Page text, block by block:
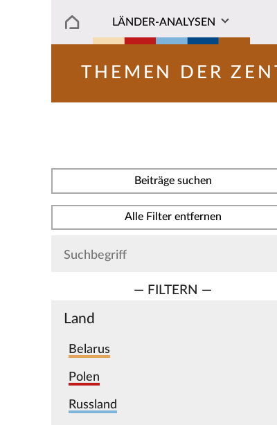
LÄNDER-ANALYSEN
THEMEN DER
Beiträge suchen
Alle Filter entfernen
— FILTERN —
Land
Belarus
Polen
Russland